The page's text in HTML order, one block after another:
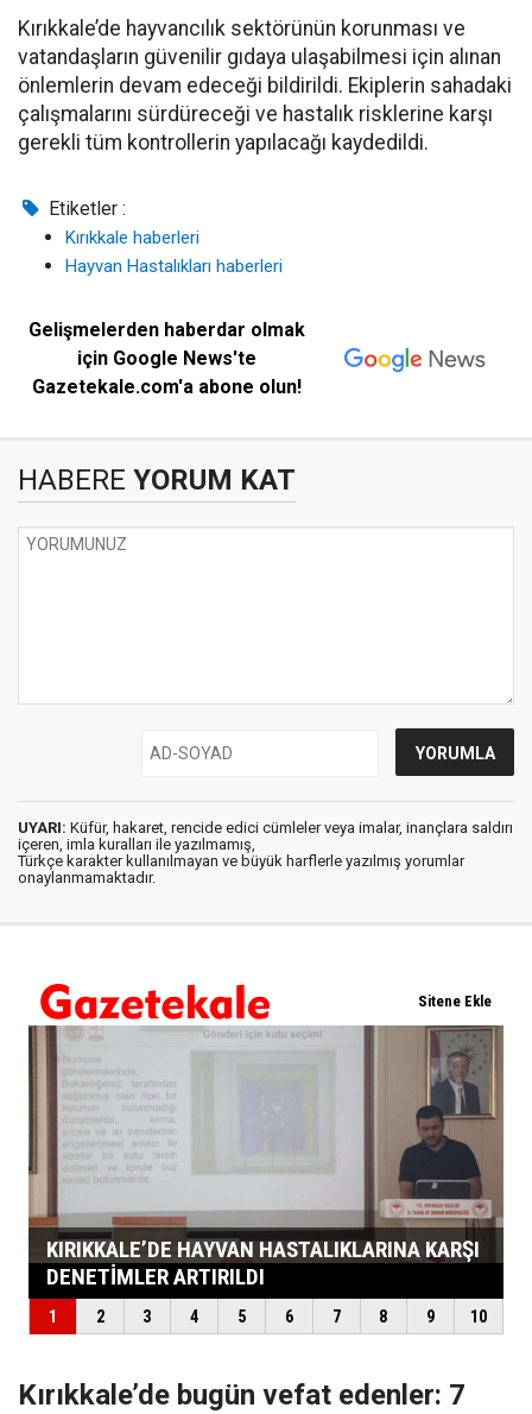
Kırıkkale’de hayvancılık sektörünün korunması ve
vatandaşların güvenilir gıdaya ulaşabilmesi için alınan
önlemlerin devam edeceği bildirildi. Ekiplerin sahadaki
çalışmalarını sürdüreceği ve hastalık risklerine karşı
gerekli tüm kontrollerin yapılacağı kaydedildi.
Etiketler :
Kırıkkale haberleri
Hayvan Hastalıkları haberleri
Gelişmelerden haberdar olmak
için Google News'te
Gazetekale.com'a abone olun!
HABERE YORUM KAT
UYARI: Küfür, hakaret, rencide edici cümleler veya imalar, inançlara saldırı
içeren, imla kuralları ile yazılmamış,
Türkçe karakter kullanılmayan ve büyük harflerle yazılmış yorumlar
onaylanmamaktadır.
Kırıkkale’de bugün vefat edenler: 7